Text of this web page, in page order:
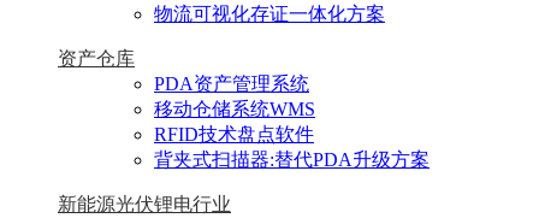
物流可视化存证一体化方案
资产仓库
PDA资产管理系统
移动仓储系统WMS
RFID技术盘点软件
背夹式扫描器:替代PDA升级方案
新能源光伏锂电行业